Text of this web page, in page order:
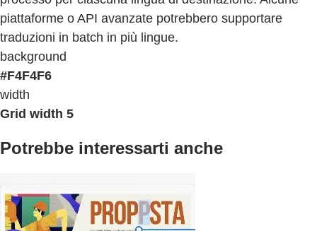
piattaforme o API avanzate potrebbero supportare
traduzioni in batch in più lingue.
background
#F4F4F6
width
Grid width 5
Potrebbe interessarti anche